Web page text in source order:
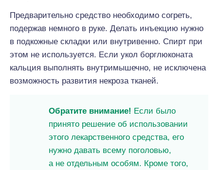
Предварительно средство необходимо согреть,
подержав немного в руке. Делать инъекцию нужно
в подкожные складки или внутривенно. Спирт при
этом не используется. Если укол борглюконата
кальция выполнять внутримышечно, не исключена
возможность развития некроза тканей.
Обратите внимание! Если было
принято решение об использовании
этого лекарственного средства, его
нужно давать всему поголовью,
а не отдельным особям. Кроме того,